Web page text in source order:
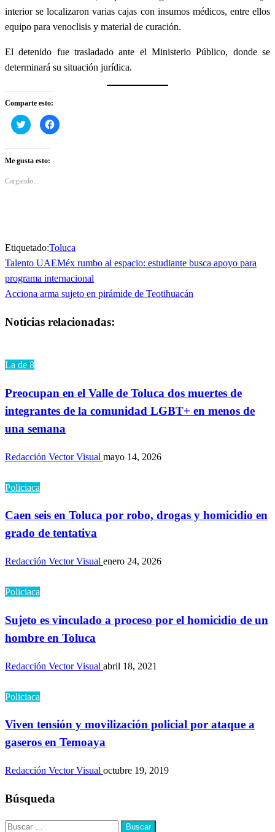
interior se localizaron varias cajas con insumos médicos, entre ellos
equipo para venoclisis y material de curación.
El detenido fue trasladado ante el Ministerio Público, donde se
determinará su situación jurídica.
Comparte esto:
Haz
clic
en
Twitter
(Se
en
Haz
clic
Me gusta esto:
Cargando...
Etiquetado:Toluca
Navegación
de
Entrada
anterior
Talento UAEMéx rumbo al espacio: estudiante busca apoyo para
programa internacional
Entrada
Acciona arma sujeto en pirámide de Teotihuacán
Noticias relacionadas:
La de 8
Preocupan en el Valle de Toluca dos muertes de
integrantes de la comunidad LGBT+ en menos de
una semana
Redacción Vector Visual mayo 14, 2026
Policiaca
Caen seis en Toluca por robo, drogas y homicidio en
grado de tentativa
Redacción Vector Visual enero 24, 2026
Policiaca
Sujeto es vinculado a proceso por el homicidio de un
hombre en Toluca
Redacción Vector Visual abril 18, 2021
Policiaca
Viven tensión y movilización policial por ataque a
gaseros en Temoaya
Redacción Vector Visual octubre 19, 2019
Búsqueda
Buscar: